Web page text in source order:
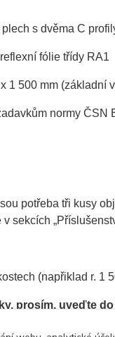
s dvěma C
fólie třídy RA1
1 500 mm (základní
normy
potřeba tři kusy
sekcích
(napřiklad r. 1
prosím, uveďte